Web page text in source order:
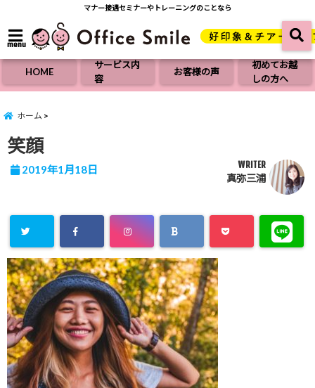
マナー接遇セミナーやトレーニングのことなら
menu
HOME
サービス内
容
お客様の声
初めてお越
しの方へ
ホーム
笑顔
2019年1月18日 WRITER
真弥三浦